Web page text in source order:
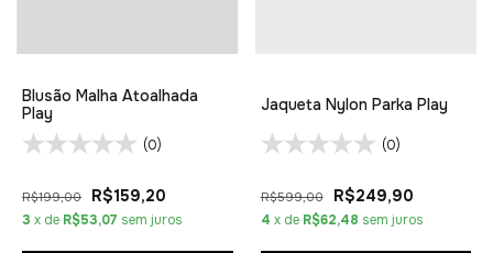
Blusão Malha Atoalhada
Play
(0)
R$199,00 R$159,20
3 x de R$53,07 sem juros
Jaqueta Nylon Parka Play
(0)
R$599,00 R$249,90
4 x de R$62,48 sem juros